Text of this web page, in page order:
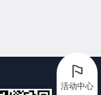
活动中心